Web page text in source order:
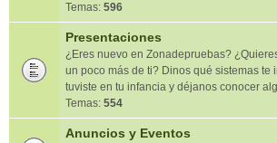
Temas: 596
Presentaciones
¿Eres nuevo en Zonadepruebas?
un poco más de ti? Dinos qué sistemas te
tuviste en tu infancia y déjanos conocer
Temas: 554
Anuncios y Eventos